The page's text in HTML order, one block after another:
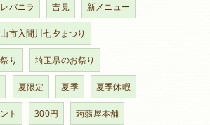
レバニラ 吉見 新メニュー
市入間川七夕まつり
り 埼玉県のお祭り
夏限定 夏季 夏季休暇
ト 300円 蒟蒻屋本舗